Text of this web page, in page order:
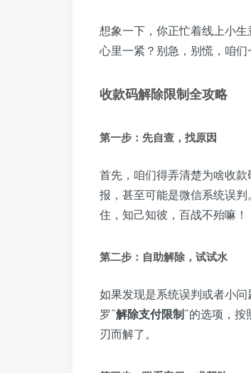
想象一下，你正忙着线上小
心里一紧？别急，别慌，咱们
收款码解除限制全攻略
第一步：先自查，找原因
首先，咱们得弄清楚为啥收
报，甚至可能是微信系统误判
住，知己知彼，百战不殆嘛！
第二步：自助解除，试试水
如果发现是系统误判或者小
罗“解除支付限制”的选项，
刃而解了。